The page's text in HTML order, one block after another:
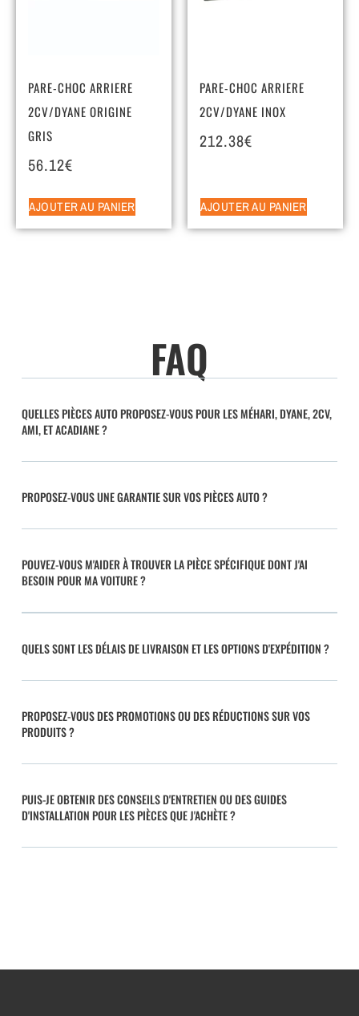
PARE-CHOC ARRIERE
2CV/DYANE ORIGINE
GRIS
56.12€
AJOUTER AU PANIER
PARE-CHOC ARRIERE
2CV/DYANE INOX
212.38€
AJOUTER AU PANIER
FAQ
QUELLES PIÈCES AUTO PROPOSEZ-VOUS POUR LES MÉHARI, DYANE, 2CV,
AMI, ET ACADIANE ?
PROPOSEZ-VOUS UNE GARANTIE SUR VOS PIÈCES AUTO ?
POUVEZ-VOUS M'AIDER À TROUVER LA PIÈCE SPÉCIFIQUE DONT J'AI
BESOIN POUR MA VOITURE ?
QUELS SONT LES DÉLAIS DE LIVRAISON ET LES OPTIONS D'EXPÉDITION ?
PROPOSEZ-VOUS DES PROMOTIONS OU DES RÉDUCTIONS SUR VOS
PRODUITS ?
PUIS-JE OBTENIR DES CONSEILS D'ENTRETIEN OU DES GUIDES
D'INSTALLATION POUR LES PIÈCES QUE J'ACHÈTE ?